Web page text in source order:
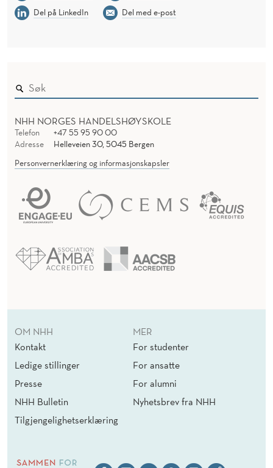
Del på LinkedIn
Del med e-post
NHH NORGES HANDELSHØYSKOLE
Telefon
+47 55 95 90 00
Adresse
Helleveien 30, 5045 Bergen
Personvernerklæring og informasjonskapsler
OM NHH
Kontakt
Ledige stillinger
Presse
NHH Bulletin
Tilgjengelighetserklæring
MER
For studenter
For ansatte
For alumni
Nyhetsbrev fra NHH